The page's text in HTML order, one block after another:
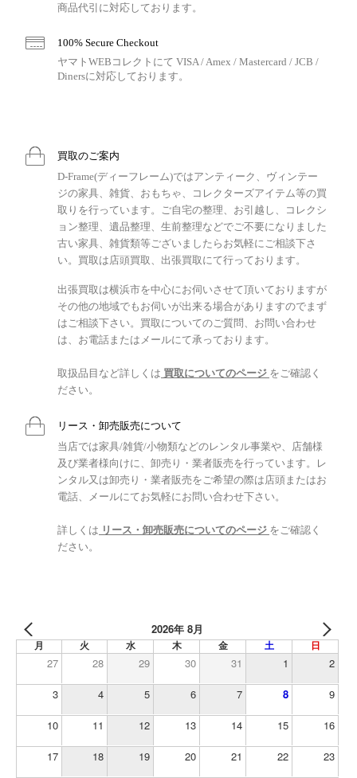
商品代引に対応しております。
100% Secure Checkout
ヤマトWEBコレクトにて VISA / Amex / Mastercard / JCB /
Dinersに対応しております。
買取のご案内
D-Frame(ディーフレーム)ではアンティーク、ヴィンテー
ジの家具、雑貨、おもちゃ、コレクターズアイテム等の買
取りを行っています。ご自宅の整理、お引越し、コレクシ
ョン整理、遺品整理、生前整理などでご不要になりました
古い家具、雑貨類等ございましたらお気軽にご相談下さ
い。買取は店頭買取、出張買取にて行っております。
出張買取は横浜市を中心にお伺いさせて頂いておりますが
その他の地域でもお伺いが出来る場合がありますのでまず
はご相談下さい。買取についてのご質問、お問い合わせ
は、お電話またはメールにて承っております。
取扱品目など詳しくは 買取についてのページ をご確認く
ださい。
リース・卸売販売について
当店では家具/雑貨/小物類などのレンタル事業や、店舗様
及び業者様向けに、卸売り・業者販売を行っています。レ
ンタル又は卸売り・業者販売をご希望の際は店頭またはお
電話、メールにてお気軽にお問い合わせ下さい。
詳しくは リース・卸売販売についてのページ をご確認く
ださい。
2026年 8月
月 火 水 木 金 土 日
27 28 29 30 31 1 2
3 4 5 6 7 8 9
10 11 12 13 14 15 16
17 18 19 20 21 22 23